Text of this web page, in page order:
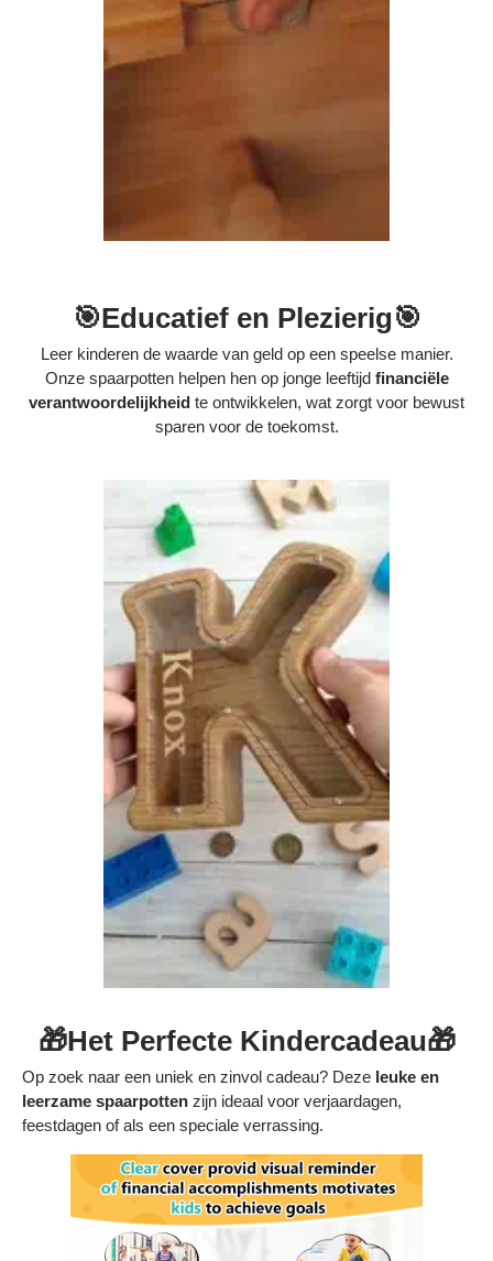
🎯Educatief en Plezierig🎯
Leer kinderen de waarde van geld op een speelse manier.
Onze spaarpotten helpen hen op jonge leeftijd financiële
verantwoordelijkheid te ontwikkelen, wat zorgt voor bewust
sparen voor de toekomst.
🎁Het Perfecte Kindercadeau🎁
Op zoek naar een uniek en zinvol cadeau? Deze leuke en
leerzame spaarpotten zijn ideaal voor verjaardagen,
feestdagen of als een speciale verrassing.